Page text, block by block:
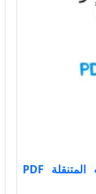
تحميل كتاب الإتصالات المتنقلة PDF